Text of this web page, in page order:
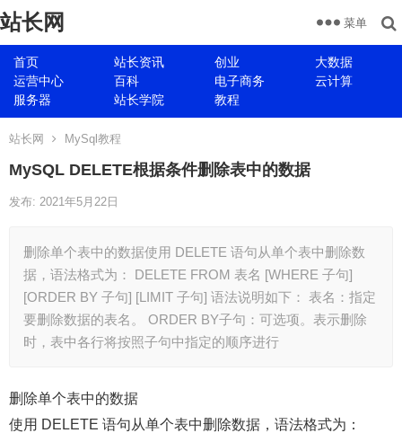
站长网
首页 站长资讯 创业
大数据
运营中心
百科 电子商务
云计算
服务器
站长学院 教程
菜单
站长网 MySql教程
MySQL DELETE根据条件删除表中的数据
发布: 2021年5月22日
删除单个表中的数据使用 DELETE 语句从单个表中删除数
据，语法格式为： DELETE FROM 表名 [WHERE 子句]
[ORDER BY 子句] [LIMIT 子句] 语法说明如下： 表名：指定
要删除数据的表名。 ORDER BY子句：可选项。表示删除
时，表中各行将按照子句中指定的顺序进行
删除单个表中的数据
使用 DELETE 语句从单个表中删除数据，语法格式为：